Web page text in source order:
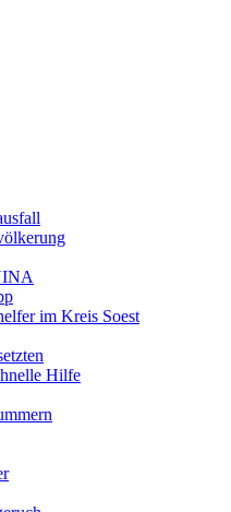
im Kreis Soest
Hilfe